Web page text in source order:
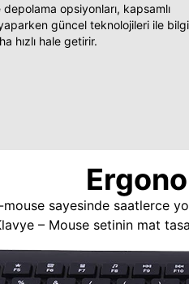
opsiyonları, kapsamlı
güncel teknolojileri ile
hızlı hale getirir.
sayesinde saatlerce
– Mouse setinin mat